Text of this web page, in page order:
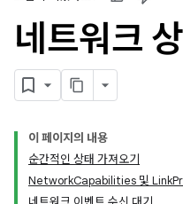
네트워크
이 페이지의 내용
순간적인 상태 가져오기
NetworkCapabilities 및